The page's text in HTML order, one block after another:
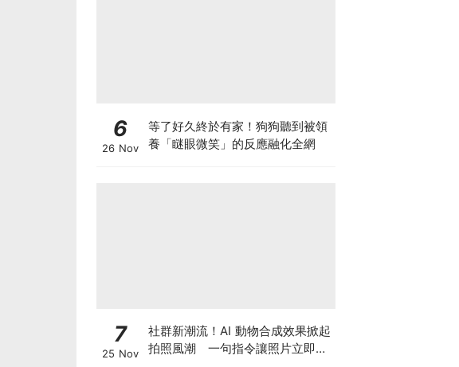
6
26 Nov
等了好久終於有家！狗狗聽到被領
養「瞇眼微笑」的反應融化全網
7
25 Nov
社群新潮流！AI 動物合成效果掀起
拍照風潮 一句指令讓照片立即升